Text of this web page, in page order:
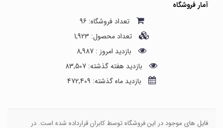
آمار فروشگاه
تعداد فروشگاه: 96
تعداد محصول: 1,923
بازدید امروز : 8,987
بازدید هفته گذشته: 83,507
بازدید ماه گذشته: 472,409
فایل های موجود در این فروشگاه توسط کابران قرارداده شده است. در